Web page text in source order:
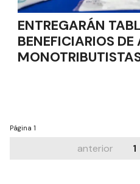
ENTREGARÁN
BENEFICIARIOS DE
Página 1
anterior 1